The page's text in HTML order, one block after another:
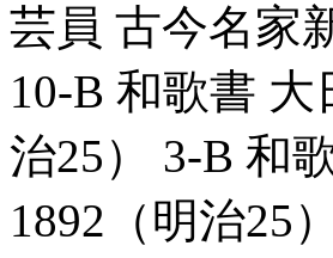
芸員 古今名家
10-B 和歌書 大
治25） 3-B 和
1892（明治25